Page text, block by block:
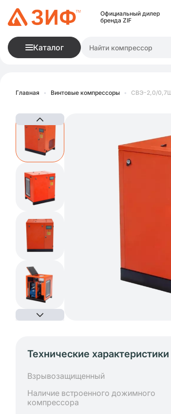
Официальный дилер
бренда ZIF
Каталог
Главная • Винтовые компрессоры • СВЭ-2,0/
Технические характеристики
Взрывозащищенный
Наличие встроенного дожимного
компрессора